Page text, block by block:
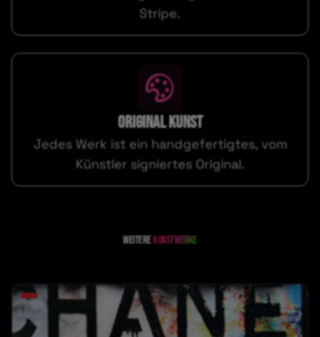
Stripe.
ORIGINAL KUNST
Jedes Werk ist ein handgefertigtes, vom
Künstler signiertes Original.
Weiterekunstwerke